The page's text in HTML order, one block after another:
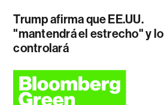
Trump afirma que EE.UU.
"mantendrá el estrecho" y lo
controlará